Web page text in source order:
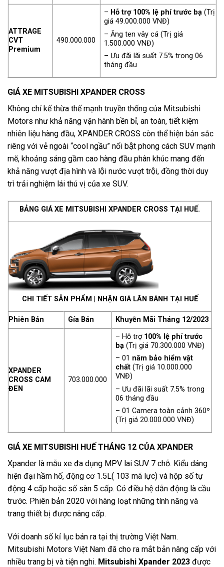
ATTRAGE
CVT
Premium
490.000.000
– Hỗ trợ 100% lệ phí trước bạ (Trị
giá 49.000.000 VNĐ)
– Ăng ten vây cá (Trị giá
1.500.000 VNĐ)
– Ưu đãi lãi suất 7.5% trong 06
tháng đầu
GIÁ XE MITSUBISHI XPANDER CROSS
Không chỉ kế thừa thế mạnh truyền thống của Mitsubishi
Motors như khả năng vận hành bền bỉ, an toàn, tiết kiệm
nhiên liệu hàng đầu, XPANDER CROSS còn thể hiện bản sắc
riêng với vẻ ngoài “cool ngầu” nổi bật phong cách SUV mạnh
mẽ, khoảng sáng gầm cao hàng đầu phân khúc mang đến
khả năng vượt địa hình và lội nước vượt trội, đồng thời duy
trì trải nghiệm lái thú vị của xe SUV.
BẢNG GIÁ XE MITSUBISHI XPANDER CROSS TẠI HUẾ.
CHI TIẾT SẢN PHẨM NHẬN GIÁ LĂN BÁNH TẠI HUẾ
Phiên Bản Gía Bán Khuyễn Mãi Tháng 12/2023
XPANDER
CROSS CAM
ĐEN
703.000.000
– Hỗ trợ100% lệ phí trước
bạ (Trị giá 70.300.000 VNĐ)
– 01 năm bảo hiểm vật
chất (Trị giá 10.000.000
VNĐ)
– Ưu đãi lãi suất 7.5% trong
06 tháng đầu
– 01 Camera toàn cảnh 360º
(Trị giá 20.000.000 VNĐ)
GIÁ XE MITSUBISHI HUẾ THÁNG 12 CỦA XPANDER
Xpander là mẫu xe đa dụng MPV lai SUV 7 chỗ. Kiểu dáng
hiện đại hầm hố, động cơ 1.5L( 103 mã lực) và hộp số tự
động 4 cấp hoặc số sàn 5 cấp. Có điều hệ dẫn động là cầu
trước. Phiên bản 2020 với hàng loạt những tính năng và
trang thiết bị được nâng cấp.
Với doanh số kỉ lục bán ra tại thị trường Việt Nam.
Mitsubishi Motors Việt Nam đã cho ra mắt bản nâng cấp với
nhiều trang bị và tiện nghi. Mitsubishi Xpander 2023 được